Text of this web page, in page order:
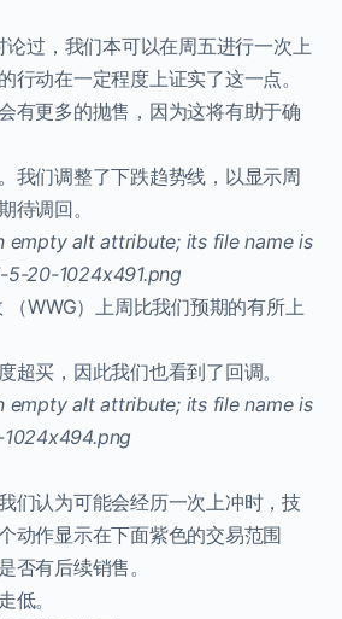
论过，我们本可以在周五进行一次上
行动在一定程度上证实了这一点。
有更多的抛售，因为这将有助于确
我们调整了下跌趋势线，以显示周
待调回。
WWG）上周比我们预期的有所上
超买，因此我们也看到了回调。
们认为可能会经历一次上冲时，技
动作显示在下面紫色的交易范围
否有后续销售。
低。